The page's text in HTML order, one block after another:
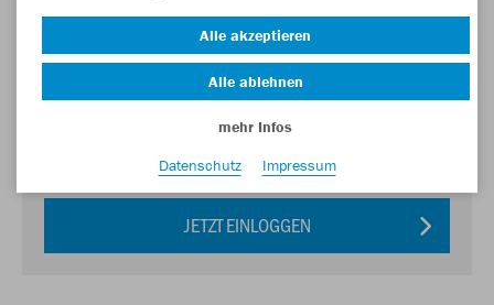
Login zum Teamshop FSG Schöndorf
Kommlingen
JETZT EINLOGGEN
Alle akzeptieren
Alle ablehnen
mehr Infos
Datenschutz
Impressum